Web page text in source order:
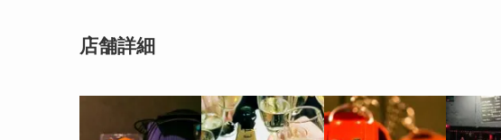
店舗詳細